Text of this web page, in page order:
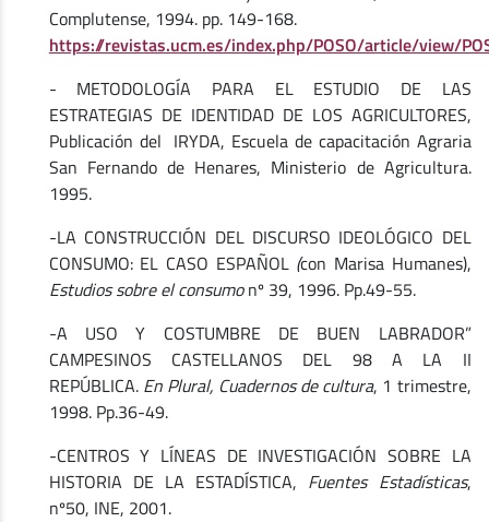
Complutense, 1994. pp. 149-168.
https://revistas.ucm.es/index.php/POSO/article/view/
- METODOLOGÍA PARA EL ESTUDIO DE LAS
ESTRATEGIAS DE IDENTIDAD DE LOS AGRICULTORES,
Publicación del IRYDA, Escuela de capacitación Agraria
San Fernando de Henares, Ministerio de Agricultura.
1995.
-LA CONSTRUCCIÓN DEL DISCURSO IDEOLÓGICO DEL
CONSUMO: EL CASO ESPAÑOL(con Marisa Humanes),
Estudios sobre el consumonº 39, 1996. Pp.49-55.
-A USO Y COSTUMBRE DE BUEN LABRADOR”
CAMPESINOS CASTELLANOS DEL 98 A LA II
REPÚBLICA. En Plural, Cuadernos de cultura, 1 trimestre,
1998. Pp.36-49.
-CENTROS Y LÍNEAS DE INVESTIGACIÓN SOBRE LA
HISTORIA DE LA ESTADÍSTICA, Fuentes Estadísticas,
nº50, INE, 2001.